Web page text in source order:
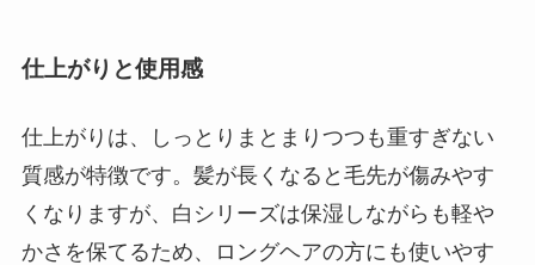
仕上がりと使用感
仕上がりは、しっとりまとまりつつも重すぎない
質感が特徴です。髪が長くなると毛先が傷みやす
くなりますが、白シリーズは保湿しながらも軽や
かさを保てるため、ロングヘアの方にも使いやす